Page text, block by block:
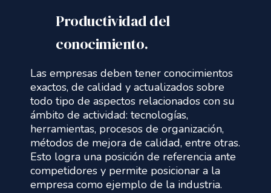
Productividad del
conocimiento.
Las empresas deben tener conocimientos
exactos, de calidad y actualizados sobre
todo tipo de aspectos relacionados con su
ámbito de actividad: tecnologías,
herramientas, procesos de organización,
métodos de mejora de calidad, entre otras.
Esto logra una posición de referencia ante
competidores y permite posicionar a la
empresa como ejemplo de la industria.